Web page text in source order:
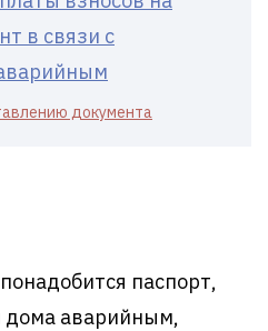
в связи с
документа
паспорт,
дома аварийным,